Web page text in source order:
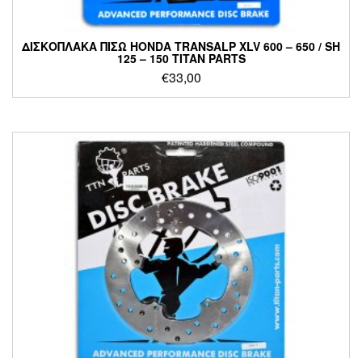
ΔΙΣΚΟΠΛΑΚΑ ΠΙΣΩ HONDA TRANSALP XLV 600 – 650 / SH
125 – 150 TITAN PARTS
€33,00